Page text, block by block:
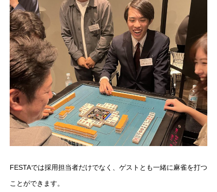
FESTAでは採用担当者だけでなく、ゲストとも一緒に麻雀を打つ
ことができます。